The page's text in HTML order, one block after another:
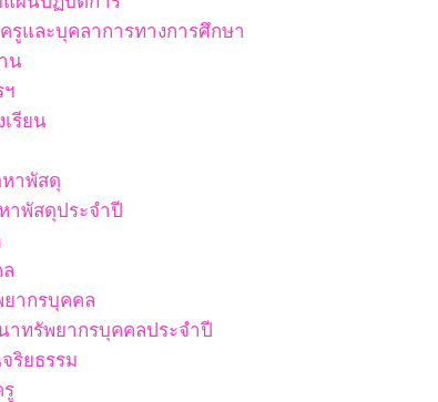
และบุคลาการทางการศึกษา
น
เรียน
าพัสดุ
าพัสดุประจำปี
ากรบุคคล
ทรัพยากรบุคคลประจำปี
ริยธรรม